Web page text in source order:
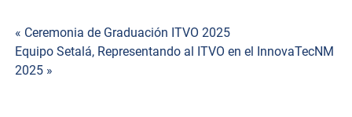
Navegación
« Ceremonia de Graduación ITVO 2025
Equipo Setalá, Representando al ITVO en el InnovaTecNM
2025 »